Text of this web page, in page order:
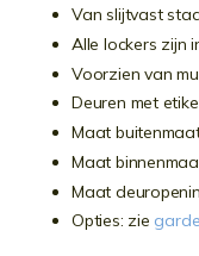
Van slijtvast
Alle lockers zijn
Voorzien van
Deuren met
Maat
Maat
Maat
Opties: zie